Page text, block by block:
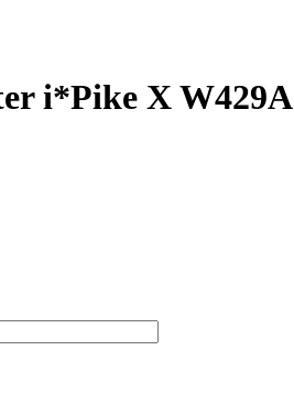
i*Pike X W429A